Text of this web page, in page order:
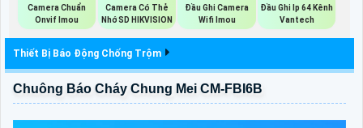
Camera Chuẩn
Onvif Imou
Camera Có Thẻ
Nhớ SD HIKVISION
Đầu Ghi Camera
Wifi Imou
Đầu Ghi Ip 64 Kênh
Vantech
Thiết Bị Báo Động Chống Trộm
Chuông Báo Cháy Chung Mei CM-FBI6B